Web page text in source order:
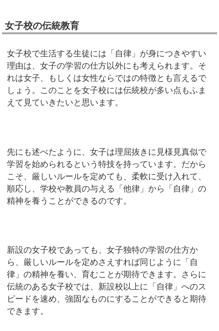
女子校の伝統教育
女子校で生活する生徒には「自律」が身につきやすい
理由は、女子の学習の仕方以外にも考えられます。そ
れは女子、もしくは女性ならではの特徴とも言えるで
しょう。このことを女子校には伝統校が多い点もふま
えて見ていきたいと思います。
先にも述べたように、女子は理屈抜きに見様見真似で
学習を始められるという特技を持っています。だから
こそ、厳しいルールを定めても、柔軟に受け入れて、
順応し、学校や教員の与える「他律」から「自律」の
精神を養うことができるのです。
新設の女子校であっても、女子独特の学習の仕方か
ら、厳しいルールを定めさえすれば同じように「自
律」の精神を養い、育むことが期待できます。さらに
伝統のある女子校では、新設校以上に「自律」へのス
ピードを速め、強固なものにすることができると期待
できます。